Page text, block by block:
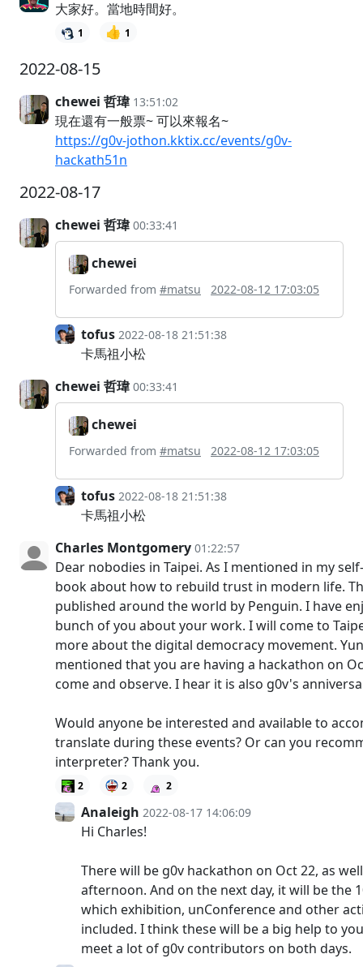
大家好。當地時間好。
1 👍 1
2022-08-15
chewei 哲瑋 13:51:02
現在還有一般票~ 可以來報名~
https://g0v-jothon.kktix.cc/events/g0v-
hackath51n
2022-08-17
chewei 哲瑋 00:33:41
chewei
Forwarded from #matsu 2022-08-12 17:03:05
tofus 2022-08-18 21:51:38
卡馬祖小松
chewei 哲瑋 00:33:41
chewei
Forwarded from #matsu 2022-08-12 17:03:05
tofus 2022-08-18 21:51:38
卡馬祖小松
Charles Montgomery 01:22:57
Dear nobodies in Taipei. As I mentioned in my
book about how to rebuild trust in modern life.
published around the world by Penguin. I have
bunch of you about your work. I will come to
more about the digital democracy movement.
mentioned that you are having a hackathon on
come and observe. I hear it is also g0v's
Would anyone be interested and available to
translate during these events? Or can you
interpreter? Thank you.
2 2 2
Analeigh 2022-08-17 14:06:09
Hi Charles!
There will be g0v hackathon on Oct 22, as
afternoon. And on the next day, it will be the
which exhibition, unConference and other
included. I think these will be a big help to
meet a lot of g0v contributors on both days.